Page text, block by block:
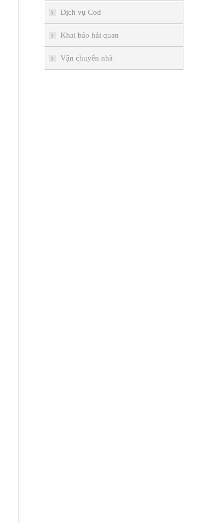
Dịch vụ Cod
Khai báo hải quan
Vận chuyển nhà